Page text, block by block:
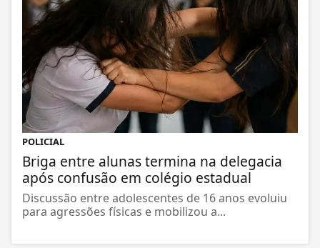
POLICIAL
Briga entre alunas termina na delegacia
após confusão em colégio estadual
Discussão entre adolescentes de 16 anos evoluiu
para agressões físicas e mobilizou a...